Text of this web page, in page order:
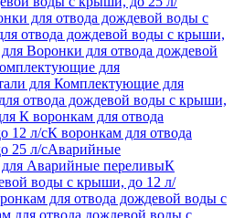
для отвода дождевой воды с
отвода дождевой воды с крыши,
Воронки для отвода дождевой
для
для Комплектующие для
отвода дождевой воды с крыши,
К воронкам для отвода
12 л/сК воронкам для отвода
25 л/сАварийные
для Аварийные переливыК
воды с крыши, до 12 л/
для отвода дождевой воды с
для отвода дождевой воды с